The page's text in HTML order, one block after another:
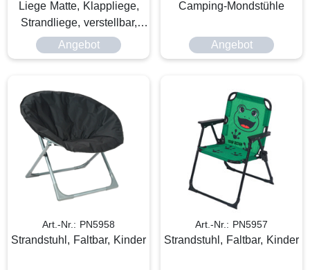
Liege Matte, Klappliege,
Strandliege, verstellbar,
Klappbar
Angebot
Camping-Mondstühle
Angebot
Art.-Nr.: PN5958
Strandstuhl, Faltbar, Kinder
Art.-Nr.: PN5957
Strandstuhl, Faltbar, Kinder